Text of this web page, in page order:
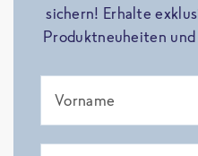
sichern! Erhalte
Produktneuheiten und
Vorname